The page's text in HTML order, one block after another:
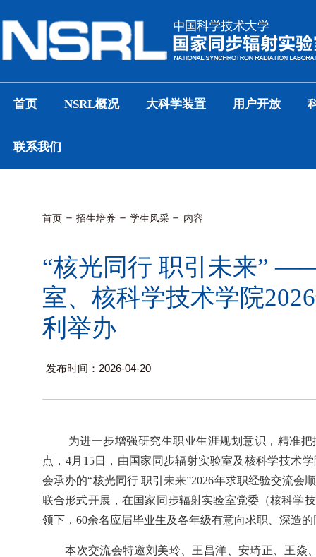
首页 NSRL概况 大科学装置 用户开放
联系我们
首页 招生培养 学生风采 内容
“核光同行 职引未来”
室、核科学技术学院
利举办
发布时间：2026-04-20
为进一步增强研究生职业生涯规划意识，精准
点， 4月 15日，由国家同步辐射实验室及核科学技术
会承办的“核光同行 职引未来”2026年求职经验交流会
联合形式开展，在国家同步辐射实验室党委（核科学
领下， 60余名应届毕业生及各年级有意向求职、深造
本次交流会特邀刘美玲、王昌洋、安琦正、王焱